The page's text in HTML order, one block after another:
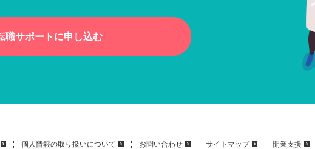
職サポートに申し込む
個人情報の取り扱いについて お問い合わせ サイトマップ 開業支援